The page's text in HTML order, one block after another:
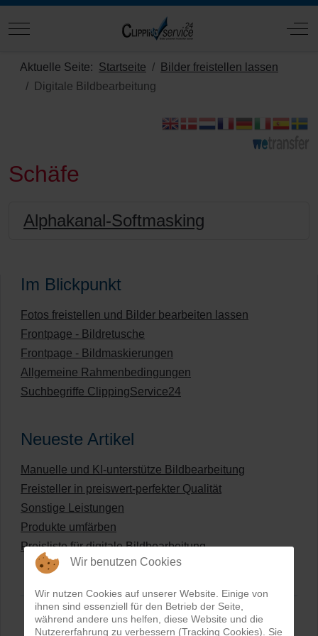
Mobile Menu Toggle Off-
Aktuelle Seite: Startseite
Bilder freistellen lassen
Digitale Bildbearbeitung
Schäfe
Alphakanal-Softmasking
Im Blickpunkt
Fotos freistellen und Bilder bearbeiten lassen
Frontpage - Bildretusche
Frontpage - Bildmaskierungen
Allgemeine Rahmenbedingungen
Suchbegriffe ClippingService24
Neueste Artikel
Manuelle und KI-unterstütze Bildbearbeitung
Freisteller in preiswert-perfekter Qualität
Sonstige Leistungen
Produkte umfärben
Preisliste für digitale Bildbearbeitung
Wir benutzen Cookies
Wir nutzen Cookies auf unserer Website. Einige von
ihnen sind essenziell für den Betrieb der Seite,
während andere uns helfen, diese Website und die
Nutzererfahrung zu verbessern (Tracking Cookies). Sie